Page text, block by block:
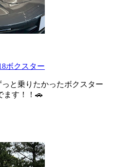
ボクスター
と乗りたかったボクスター
ます！！🚗